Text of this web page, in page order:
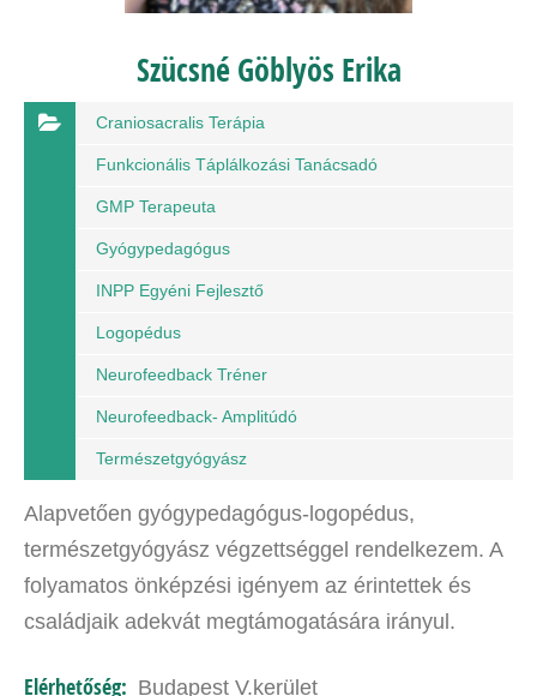
Szücsné Göblyös Erika
Craniosacralis Terápia
Funkcionális Táplálkozási Tanácsadó
GMP Terapeuta
Gyógypedagógus
INPP Egyéni Fejlesztő
Logopédus
Neurofeedback Tréner
Neurofeedback- Amplitúdó
Természetgyógyász
Alapvetően gyógypedagógus-logopédus,
természetgyógyász végzettséggel rendelkezem. A
folyamatos önképzési igényem az érintettek és
családjaik adekvát megtámogatására irányul.
Elérhetőség: Budapest V.kerület